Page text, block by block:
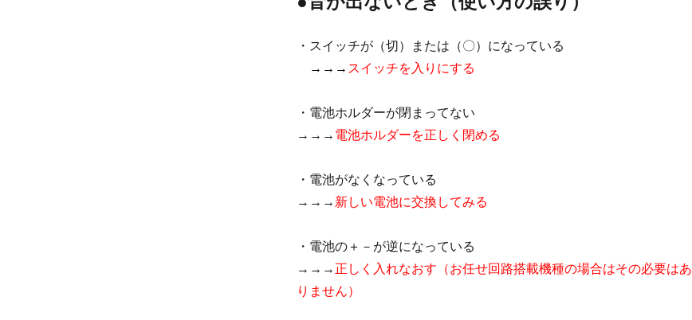
・スイッチが（切）または（〇）になっている
→→→ スイッチを入りにする
・電池ホルダーが閉まってない
→→→ 電池ホルダーを正しく閉める
・電池がなくなっている
→→→ 新しい電池に交換してみる
・電池の＋－が逆になっている
→→→ 正しく入れなおす（お任せ回路搭載機種の場合はその必要はあ
りません）